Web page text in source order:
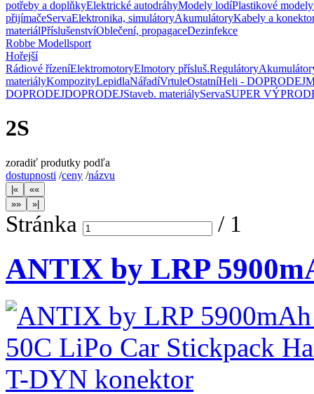
potřeby a doplňkyElektrické autodráhyModely lodíPlastikové modely
přijímačeServaElektronika, simulátoryAkumulátoryKabely a
materiálPříslušenstvíOblečení, propagaceDezinfekce
Robbe Modellsport
Hořejší
Rádiové řízeníElektromotoryElmotory přísluš.Regulátory
materiályKompozityLepidlaNářadíVrtuleOstatníHeli - DOPRODEJ
DOPRODEJDOPRODEJStaveb. materiályServaSUPER
2S
zoradiť produtky podľa
dostupnosti /ceny /názvu
Stránka / 1
ANTIX by LRP